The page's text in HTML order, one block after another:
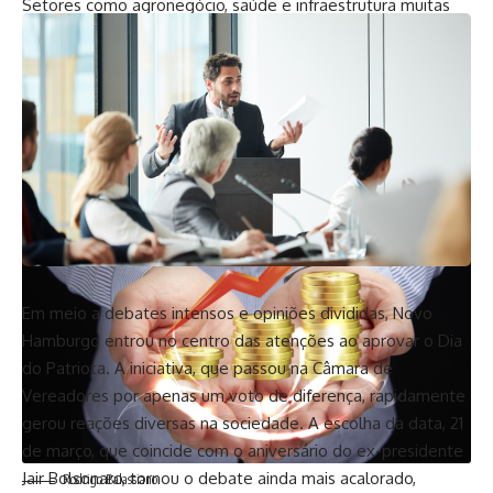
Setores como agronegócio, saúde e infraestrutura muitas
vezes enfrentam desafios específicos no acesso ao crédito.
Os FIDCs podem ser estruturados para atender essas
demandas, criando soluções personalizadas que consideram
as características únicas de cada segmento. Isso não
apenas amplia o acesso ao financiamento, mas também
incentiva o desenvolvimento de áreas estratégicas para a
economia nacional, fortalecendo cadeias produtivas.
Rodrigo Balassiano
Em meio a debates intensos e opiniões divididas, Novo
Hamburgo entrou no centro das atenções ao aprovar o Dia
do Patriota. A iniciativa, que passou na Câmara de
Vereadores por apenas um voto de diferença, rapidamente
gerou reações diversas na sociedade. A escolha da data, 21
de março, que coincide com o aniversário do ex-presidente
Jair Bolsonaro, tornou o debate ainda mais acalorado,